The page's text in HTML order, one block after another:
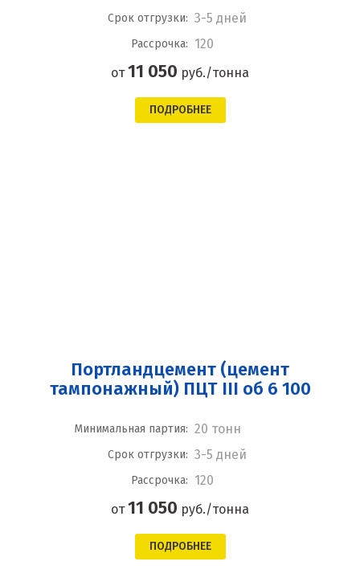
Срок отгрузки: 3-5 дней
Рассрочка: 120
от11 050 руб./тонна
ПОДРОБНЕЕ
Портландцемент (цемент
тампонажный) ПЦТ III об 6 100
Минимальная партия: 20 тонн
Срок отгрузки: 3-5 дней
Рассрочка: 120
от11 050 руб./тонна
ПОДРОБНЕЕ